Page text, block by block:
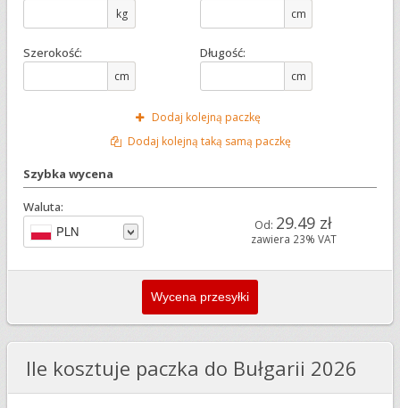
kg cm
Szerokość:
cm
Długość:
cm
Dodaj kolejną paczkę
Dodaj kolejną taką samą paczkę
Szybka wycena
Waluta:
PLN Od: 29.49 zł
zawiera 23% VAT
Ile kosztuje paczka do Bułgarii 2026